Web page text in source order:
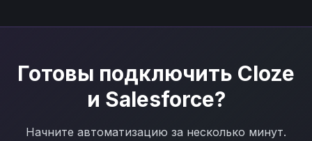
Готовы подключить Cloze
и Salesforce?
Начните автоматизацию за несколько минут.